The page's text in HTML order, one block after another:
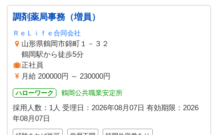
調剤薬局事務（増員）
ＲｅＬｉｆｅ合同会社
山形県鶴岡市錦町１－３２
鶴岡駅から徒歩5分
正社員
月給 200000円 ～ 230000円
ハローワーク 鶴岡公共職業安定所
採用人数：1人 受理日： 2026年08月07日 有効期限： 2026
年08月07日